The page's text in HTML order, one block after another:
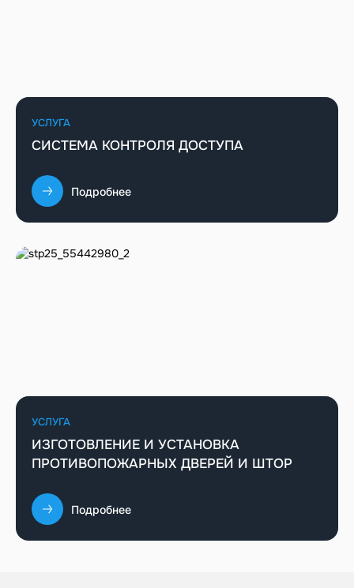
УСЛУГА
СИСТЕМА КОНТРОЛЯ ДОСТУПА
Подробнее
УСЛУГА
ИЗГОТОВЛЕНИЕ И УСТАНОВКА
ПРОТИВОПОЖАРНЫХ ДВЕРЕЙ И ШТОР
Подробнее